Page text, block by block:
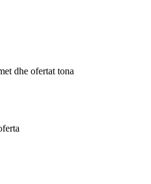
dhe ofertat tona